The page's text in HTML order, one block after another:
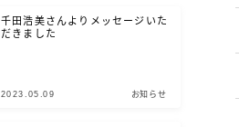
千田浩美さんよりメッセージいた
だきました
2023.05.09 お知らせ